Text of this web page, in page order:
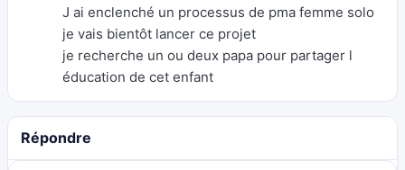
J ai enclenché un processus de pma femme solo
je vais bientôt lancer ce projet
je recherche un ou deux papa pour partager l
éducation de cet enfant
Répondre